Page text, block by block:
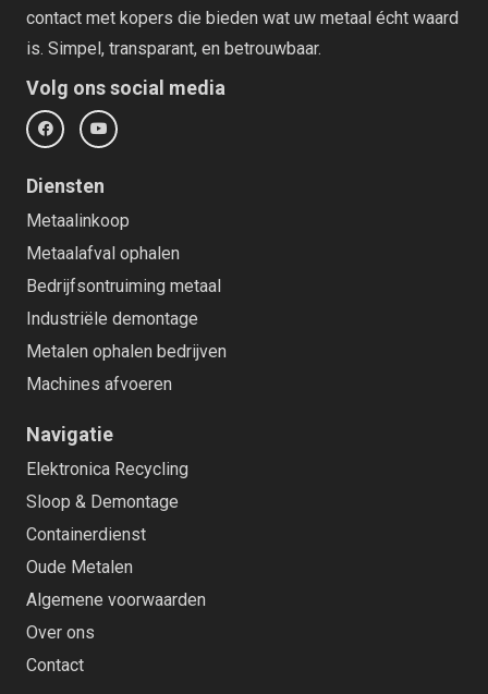
contact met kopers die bieden wat uw metaal écht waard
is. Simpel, transparant, en betrouwbaar.
Volg ons social media
Diensten
Metaalinkoop
Metaalafval ophalen
Bedrijfsontruiming metaal
Industriële demontage
Metalen ophalen bedrijven
Machines afvoeren
Navigatie
Elektronica Recycling
Sloop & Demontage
Containerdienst
Oude Metalen
Algemene voorwaarden
Over ons
Contact